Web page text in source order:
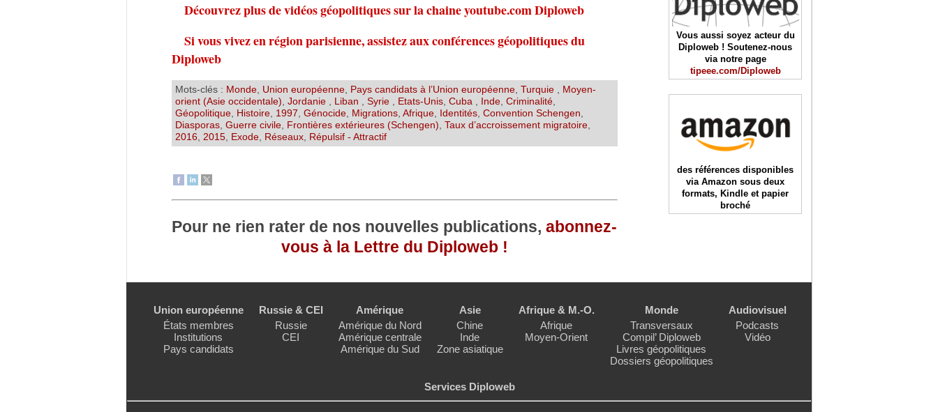
Découvrez plus de vidéos géopolitiques sur la chaine youtube.com Diploweb
Si vous vivez en région parisienne, assistez aux conférences géopolitiques du
Diploweb
Mots-clés : Monde, Union européenne, Pays candidats à l’Union européenne, Turquie
Moyen-
orient (Asie occidentale) Jordanie Liban Syrie Etats-Unis, Cuba Inde, Criminalité,
Géopolitique, Histoire, 1997 Génocide, Migrations, Afrique, Identités, Convention Schengen
Diasporas, Guerre civile, Frontières extérieures (Schengen) Taux d’accroissement migratoire,
2016
2015, Exode, Réseaux, Répulsif - Attractif
Pour ne rien rater de nos nouvelles publications,abonnez-
vous à la Lettre du Diploweb !
Vous aussi soyez acteur du
Diploweb ! Soutenez-nous
via notre page
tipeee.com/Diploweb
des références disponibles
via Amazon sous deux
formats, Kindle et papier
broché
Union européenne
États membres
Institutions
Pays candidats
Russie & CEI
Russie
CEI
Amérique
Amérique du Nord
Amérique centrale
Amérique du Sud
Asie
Chine
Inde
Zone asiatique
Afrique & M.-O.
Afrique
Moyen-Orient
Monde
Transversaux
Compil’ Diploweb
Livres géopolitiques
Dossiers géopolitiques
Audiovisuel
Podcasts
Vidéo
Services Diploweb